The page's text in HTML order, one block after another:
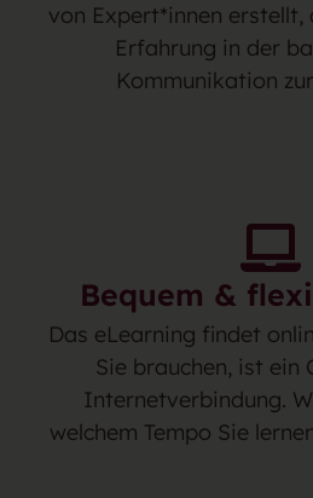
von Expert*innen erstellt,
Erfahrung in der
Kommunikation
Bequem &
Das eLearning findet
Sie brauchen, ist ein
Internetverbindung.
welchem Tempo Sie